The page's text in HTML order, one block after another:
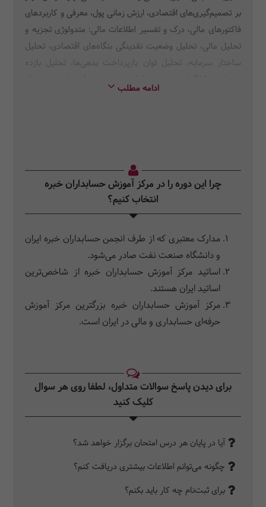
بر تصمیم‌گیری‌های اقتصادی، ارزش زمانی پول، معرفی و کاربردهای
فاکتورهای مالی، درک و تفسیر اطلاعات مالی: متدولوژی تجزیه و
تحلیل مالی، تحلیل وضعیت نقدینگی بنگاه‌های اقتصادی، تحلیل
ساختار سرمایه، تحلیل توان بازپرداخت بدهی‌ها، تحلیل بازده
سرمایه‌گذاری‌ها و دیگر تصمیم‌گیری‌های اقتصادی: ارزیابی اقتصادی
ادامه مطلب
چرا این دوره را در مرکز آموزش حسابداران خبره
انتخاب کنیم؟
مدارک معتبری که از طرف انجمن حسابداران خبره ایران
و دانشگاه صنعت نفت صادر می‌شود.
اساتید مرکز آموزش حسابداران خبره از شاخص‌ترین
اساتید ایران هستند.
مرکز آموزش حسابداران خبره بزرگترین مرکز آموزش
حرفه‌ای حسابداری و مالی در ایران است.
برای دیدن پاسخ سوالات متداول، لطفا روی هر سوال
کلیک کنید‎
آیا در پایان هر درس امتحان برگزار خواهد شد؟
چگونه می‌توانم اطلاعات بیشتری دریافت کنم؟
برای ثبت‌نام چه کار باید بکنم؟